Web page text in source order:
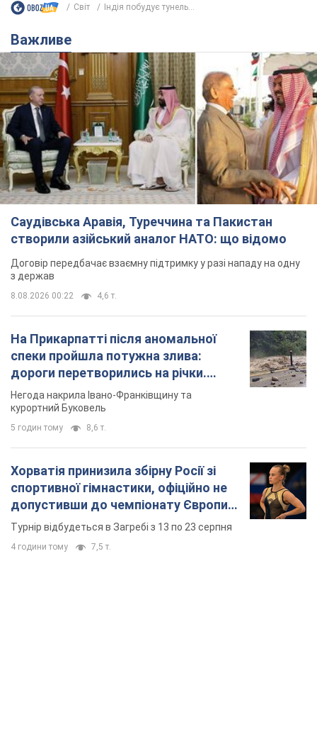
Світ Індія побудує тунель...
Важливе
Саудівська Аравія, Туреччина та Пакистан
створили азійський аналог НАТО: що відомо
Договір передбачає взаємну підтримку у разі нападу на одну
з держав
8.08.2026 00:22 4,6 т.
На Прикарпатті після аномальної
спеки пройшла потужна злива:
дороги перетворились на річки.
Відео
Негода накрила Івано-Франківщину та
курортний Буковель
5 годин тому 8,6 т.
Хорватія принизила збірну Росії зі
спортивної гімнастики, офіційно не
допустивши до чемпіонату Європи
основних спортсменів
Турнір відбудеться в Загребі з 13 по 23 серпня
4 години тому 7,5 т.